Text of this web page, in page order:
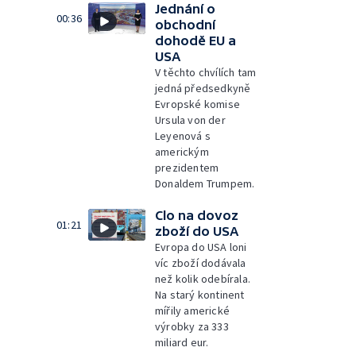
00:36
Jednání o
obchodní
dohodě EU a
USA
V těchto chvílích tam
jedná předsedkyně
Evropské komise
Ursula von der
Leyenová s
americkým
prezidentem
Donaldem Trumpem.
01:21
Clo na dovoz
zboží do USA
Evropa do USA loni
víc zboží dodávala
než kolik odebírala.
Na starý kontinent
mířily americké
výrobky za 333
miliard eur.